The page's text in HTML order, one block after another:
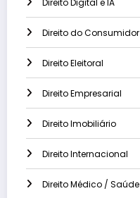
Direito Digital e IA
Direito do Consumidor
Direito Eleitoral
Direito Empresarial
Direito Imobiliário
Direito Internacional
Direito Médico / Saúde